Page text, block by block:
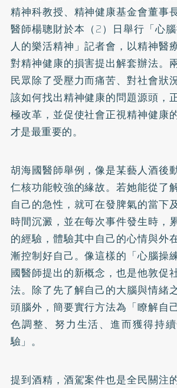
精神科教授、精神健康基金會董事
醫師楊聰財於本（2）日舉行「心
人的樂活精神」記者會，以精神醫
對精神健康的損害提出解套辦法。
民眾除了受壓力而痛苦、對社會狀
該如何找出精神健康的問題源頭，
極改革，並促使社會正視精神健康
才是最重要的。
胡海國醫師舉例，像是某藝人酒後
仁核功能較強的緣故。若她能從了
自己的急性，就可在發脾氣的當下
時間沉澱，並在每次事件發生時，
的經驗，體驗其中自己的心情與外
漸控制好自己。像這樣的「心腦操
國醫師提出的新概念，也是他敦促
法。除了先了解自己的大腦與情緒
頭腦外，簡要實行方法為「瞭解自
色調整、努力生活、進而獲得持
驗」。
提到酒精，酒駕案件也是全民關注